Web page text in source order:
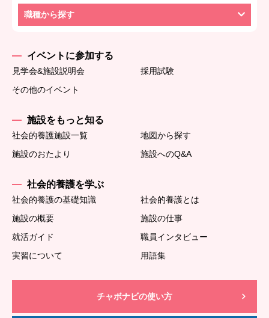
職種から探す
イベントに参加する
見学会&施設説明会
採用試験
その他のイベント
施設をもっと知る
社会的養護施設一覧
地図から探す
施設のおたより
施設へのQ&A
社会的養護を学ぶ
社会的養護の基礎知識
社会的養護とは
施設の概要
施設の仕事
就活ガイド
職員インタビュー
実習について
用語集
チャボナビの使い方